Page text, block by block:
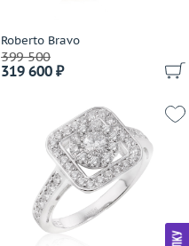
Roberto Bravo
399 500
319 600 ₽